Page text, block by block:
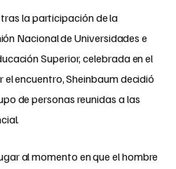
la participación de la
Nacional de Universidades e
Superior, celebrada en el
encuentro, Sheinbaum decidió
de personas reunidas a las
al momento en que el hombre